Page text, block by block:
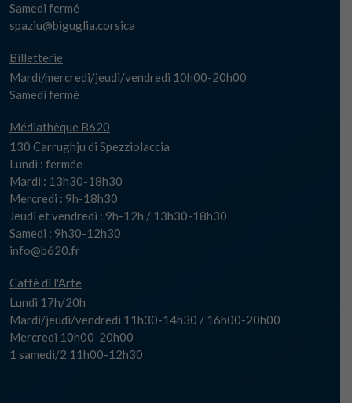
Samedi fermé
spaziu@biguglia.corsica
Billetterie
Mardi/mercredi/jeudi/vendredi 10h00-20h00
Samedi fermé
Médiathèque B620
130 Carrughju di Spezziolaccia
Lundi : fermée
Mardi : 13h30-18h30
Mercredi : 9h-18h30
Jeudi et vendredi : 9h-12h / 13h30-18h30
Samedi : 9h30-12h30
info@b620.fr
Caffè di l'Arte
Lundi 17h/20h
Mardi/jeudi/vendredi 11h30-14h30 / 16h00-20h00
Mercredi 10h00-20h00
1 samedi/2 11h00-12h30